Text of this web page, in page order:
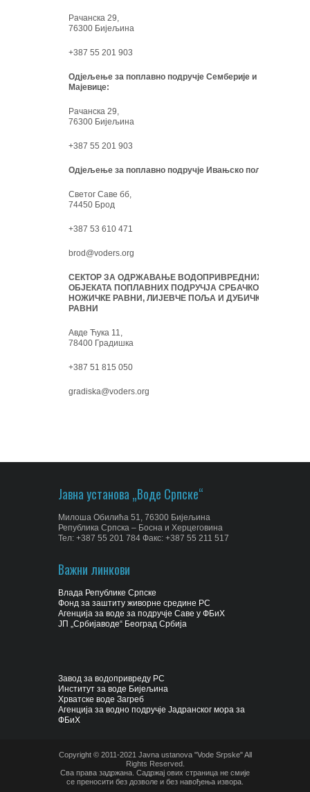
Рачанска 29,
76300 Бијељина
+387 55 201 903
Одјељење за поплавно подручје Семберије и
Мајевице:
Рачанска 29,
76300 Бијељина
+387 55 201 903
Одјељење за поплавно подручје Ивањско поље:
Светог Саве бб,
74450 Брод
+387 53 610 471
brod@voders.org
СЕКТОР ЗА ОДРЖАВАЊЕ ВОДОПРИВРЕДНИХ
ОБЈЕКАТА ПОПЛАВНИХ ПОДРУЧЈА СРБАЧКО-
НОЖИЧКЕ РАВНИ, ЛИЈЕВЧЕ ПОЉА И ДУБИЧКЕ
РАВНИ
Авде Ћука 11,
78400 Градишка
+387 51 815 050
gradiska@voders.org
Јавна установа „Воде Српске“
Милоша Обилића 51, 76300 Бијељина
Република Српска – Босна и Херцеговина
Тел: +387 55 201 784 Факс: +387 55 211 517
Важни линкови
Влада Републике Српске
Фонд за заштиту живорне средине РС
Агенција за воде за подручје Саве у ФБиХ
ЈП „Србијаводе“ Београд Србија
Завод за водопривреду РС
Институт за воде Бијељина
Хрватске воде Загреб
Агенција за водно подручје Јадранског мора за
ФБиХ
Copyright © 2011-2021 Javna ustanova "Vode Srpske" All
Rights Reserved.
Сва права задржана. Садржај ових страница не смије
се преносити без дозволе и без навођења извора.